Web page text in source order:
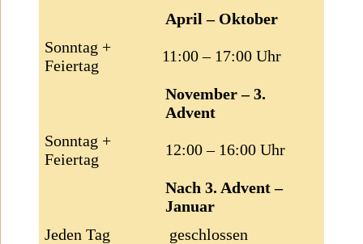
April – Oktober
Sonntag +
Feiertag
11:00 – 17:00 Uhr
November – 3.
Advent
Sonntag +
Feiertag
12:00 – 16:00 Uhr
Nach 3. Advent –
Januar
Jeden Tag
geschlossen